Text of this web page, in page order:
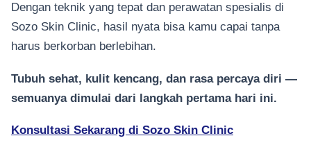
Dengan teknik yang tepat dan perawatan spesialis di
Sozo Skin Clinic, hasil nyata bisa kamu capai tanpa
harus berkorban berlebihan.
Tubuh sehat, kulit kencang, dan rasa percaya diri —
semuanya dimulai dari langkah pertama hari ini.
Konsultasi Sekarang di Sozo Skin Clinic